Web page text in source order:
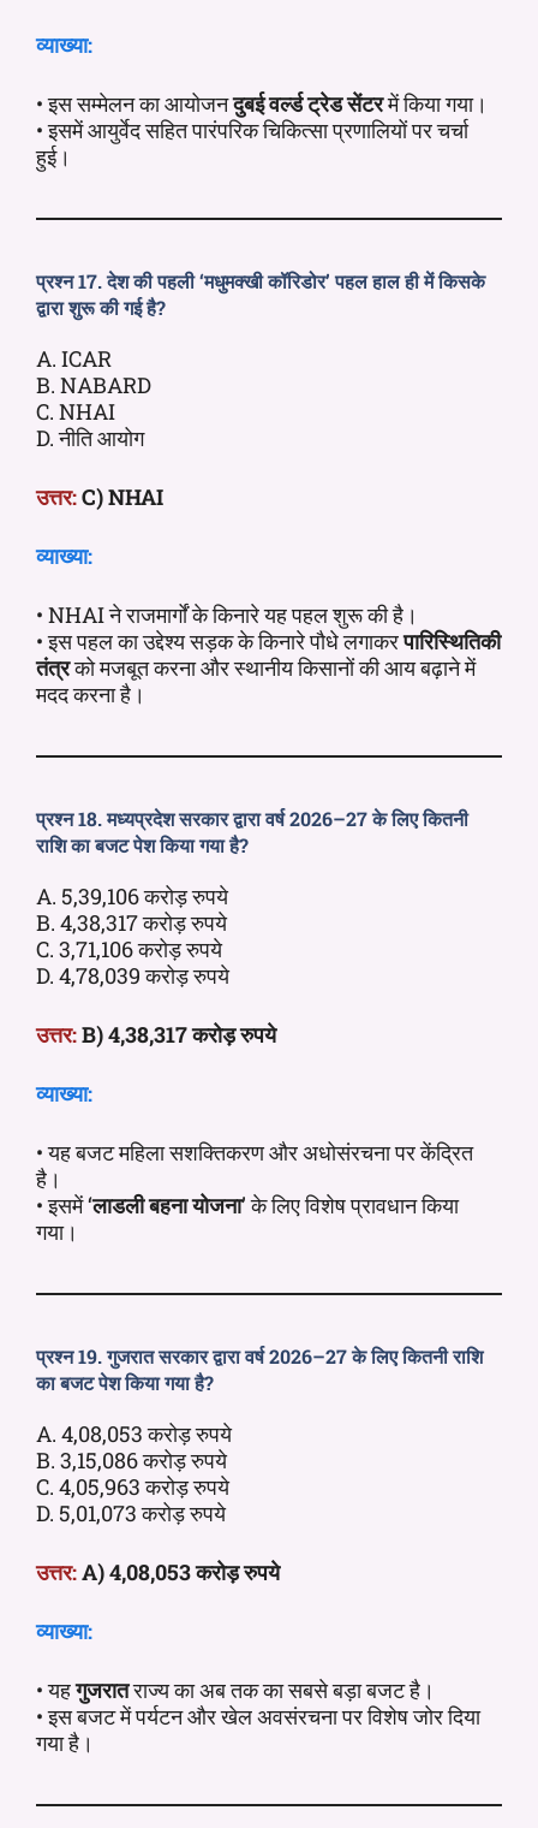
व्याख्या:
• इस सम्मेलन का आयोजनदुबई वर्ल्ड ट्रेड सेंटरमें किया गया।
• इसमें आयुर्वेद सहित पारंपरिक चिकित्सा प्रणालियों पर चर्चा
हुई।
प्रश्न 17. देश की पहली ‘मधुमक्खी कॉरिडोर’ पहल हाल ही में किसके
द्वारा शुरू की गई है?
A. ICAR
B. NABARD
C. NHAI
D. नीति आयोग
उत्तर:C) NHAI
व्याख्या:
• NHAI ने राजमार्गों के किनारे यह पहल शुरू की है।
• इस पहल का उद्देश्य सड़क के किनारे पौधे लगाकरपारिस्थितिकी
तंत्रको मजबूत करना और स्थानीय किसानों की आय बढ़ाने में
मदद करना है।
प्रश्न 18. मध्यप्रदेश सरकार द्वारा वर्ष 2026–27 के लिए कितनी
राशि का बजट पेश किया गया है?
A. 5,39,106 करोड़ रुपये
B. 4,38,317 करोड़ रुपये
C. 3,71,106 करोड़ रुपये
D. 4,78,039 करोड़ रुपये
उत्तर:B) 4,38,317 करोड़ रुपये
व्याख्या:
• यह बजट महिला सशक्तिकरण और अधोसंरचना पर केंद्रित
है।
• इसमें ‘लाडली बहना योजना’ के लिए विशेष प्रावधान किया
गया।
प्रश्न 19. गुजरात सरकार द्वारा वर्ष 2026–27 के लिए कितनी राशि
का बजट पेश किया गया है?
A. 4,08,053 करोड़ रुपये
B. 3,15,086 करोड़ रुपये
C. 4,05,963 करोड़ रुपये
D. 5,01,073 करोड़ रुपये
उत्तर:A) 4,08,053 करोड़ रुपये
व्याख्या:
• यहगुजरातराज्य का अब तक का सबसे बड़ा बजट है।
• इस बजट में पर्यटन और खेल अवसंरचना पर विशेष जोर दिया
गया है।